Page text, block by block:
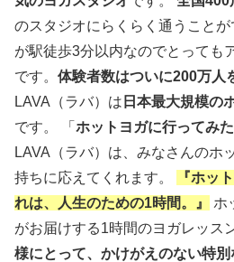
のスタジオにらくらく通うこと
が駅徒歩3分以内なのでとっても
です。 体験者数はついに200万人
LAVA（ラバ）は 日本最大規模の
です。 「 ホットヨガに行ってみた
LAVA（ラバ）は、みなさんのホ
持ちに応えてくれます。
『ホッ
れは、人生のための1時間。』
ホ
がお届けする1時間のヨガレッス
様にとって、かけがえのない特別